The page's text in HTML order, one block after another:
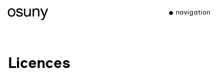
navigation
Licences